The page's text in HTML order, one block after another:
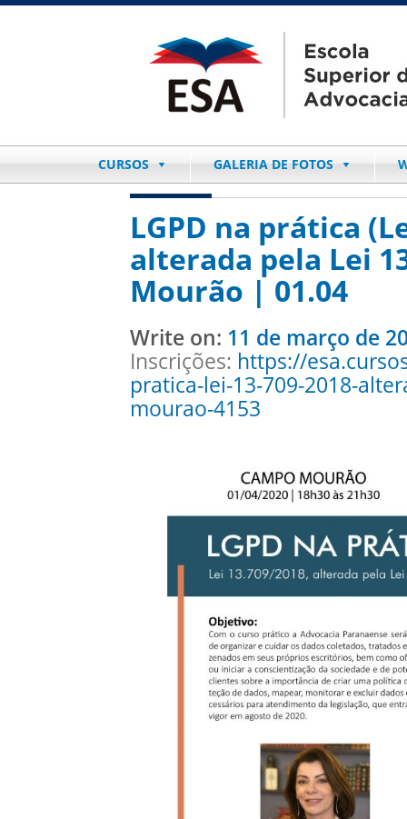
CURSOS GALERIA DE FOTOS
LGPD na prática
alterada pela Lei
Mourão | 01.04
Write on: 11 de março de
Inscrições: https://
pratica-lei-13-709-2018-
mourao-4153